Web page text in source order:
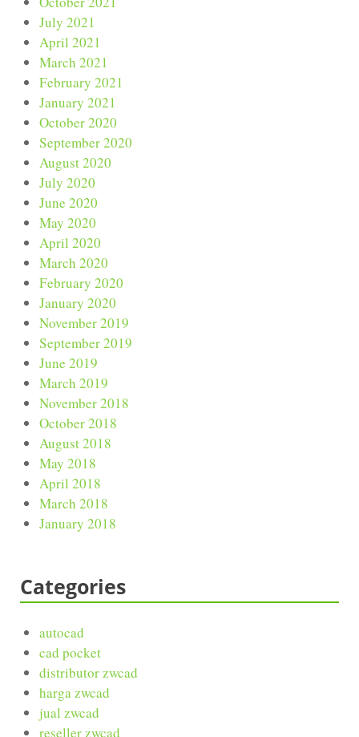
July 2021
April 2021
March 2021
February 2021
January 2021
October 2020
September 2020
August 2020
July 2020
June 2020
May 2020
April 2020
March 2020
February 2020
January 2020
November 2019
September 2019
June 2019
March 2019
November 2018
October 2018
August 2018
May 2018
April 2018
March 2018
January 2018
Categories
autocad
cad pocket
distributor zwcad
harga zwcad
jual zwcad
reseller zwcad